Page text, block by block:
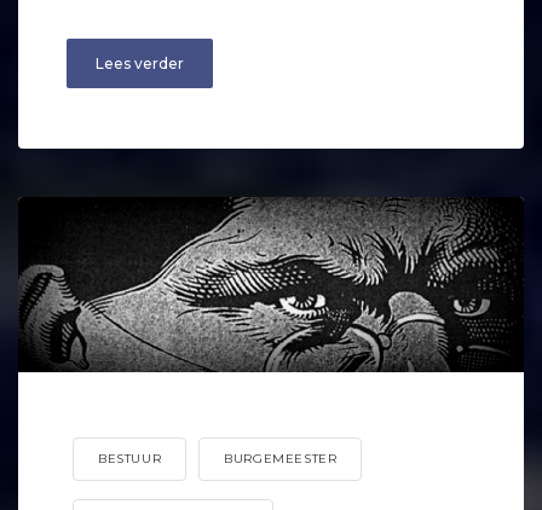
Lees verder
BESTUUR BURGEMEESTER